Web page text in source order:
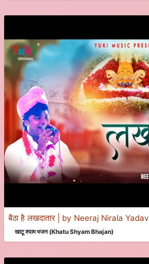
बैठा है लखदातार | by Neeraj Nirala Yadav
खाटू श्याम भजन (Khatu Shyam Bhajan)